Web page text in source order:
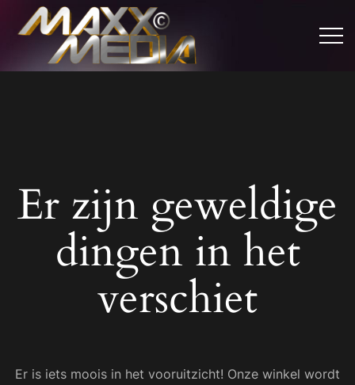
Er zijn geweldige
dingen in het
verschiet
Er is iets moois in het vooruitzicht! Onze winkel wordt